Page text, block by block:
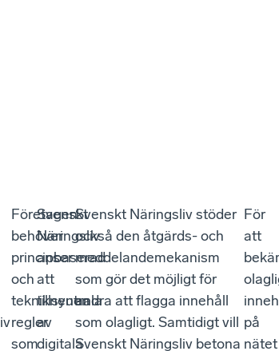
Företagen
behöver
principbaserad
och
teknikneutrala
regler
som
Svenskt
Näringsliv
anser
att
tillsynen
av
digitala
Svenskt Näringsliv stöder
också den åtgärds- och
meddelandemekanism
som gör det möjligt för
andra att flagga innehåll
som olagligt. Samtidigt vill
Svenskt Näringsliv betona
För
att
på
nätet